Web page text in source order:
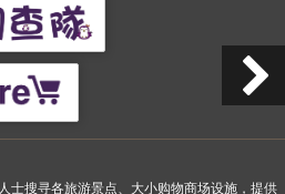
士搜寻各旅游景点、大小购物商场设施，提供